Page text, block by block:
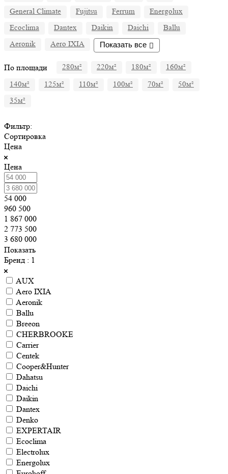
General Climate
Fujitsu Ferrum
Energolux
Ecoclima
Dantex Daikin Daichi
Ballu
Aeronik
Aero IXIA Показать все
По площади 280м² 220м² 180м²
160м²
140м²
125м² 110м² 100м² 70м²
50м²
35м²
Фильтр:
Сортировка
Цена
Цена
54 000
960 500
1 867 000
2 773 500
3 680 000
Показать
Бренд : 1
AUX
Aero IXIA
Aeronik
Ballu
Breeon
CHERBROOKE
Carrier
Centek
Cooper&Hunter
Dahatsu
Daichi
Daikin
Dantex
Denko
EXPERTAIR
Ecoclima
Electrolux
Energolux